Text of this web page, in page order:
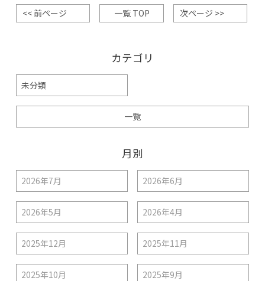
<< 前ページ 一覧 TOP 次ページ >>
カテゴリ
未分類
一覧
月別
2026年7月 2026年6月
2026年5月 2026年4月
2025年12月 2025年11月
2025年10月 2025年9月